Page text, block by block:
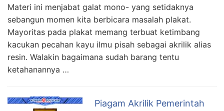
Materi ini menjabat galat mono- yang setidaknya
sebangun momen kita berbicara masalah plakat.
Mayoritas pada plakat memang terbuat ketimbang
kacukan pecahan kayu ilmu pisah sebagai akrilik alias
resin. Walakin bagaimana sudah barang tentu
ketahanannya …
Piagam Akrilik Pemerintah